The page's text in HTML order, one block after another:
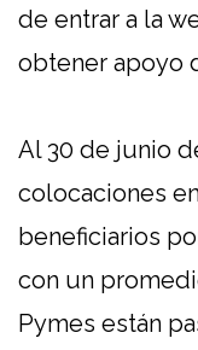
de entrar a la
obtener apoyo
Al 30 de junio
colocaciones
beneficiarios
con un
Pymes están